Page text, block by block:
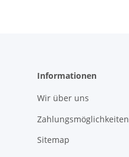
Informationen
Wir über uns
Zahlungsmöglichkeiten
Sitemap